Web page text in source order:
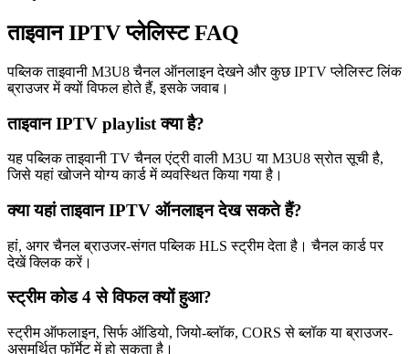
ताइवान IPTV प्लेलिस्ट FAQ
पब्लिक ताइवानी M3U8 चैनल ऑनलाइन देखने और कुछ IPTV प्लेलिस्ट लिंक
ब्राउजर में क्यों विफल होते हैं, इसके जवाब।
ताइवान IPTV playlist क्या है?
यह पब्लिक ताइवानी TV चैनल एंट्री वाली M3U या M3U8 स्रोत सूची है,
जिसे यहां खोजने योग्य कार्ड में व्यवस्थित किया गया है।
क्या यहां ताइवान IPTV ऑनलाइन देख सकते हैं?
हां, अगर चैनल ब्राउजर-संगत पब्लिक HLS स्ट्रीम देता है। चैनल कार्ड पर
देखें क्लिक करें।
स्ट्रीम कोड 4 से विफल क्यों हुआ?
स्ट्रीम ऑफलाइन, सिर्फ ऑडियो, जियो-ब्लॉक, CORS से ब्लॉक या ब्राउजर-
असमर्थित फॉर्मेट में हो सकता है।